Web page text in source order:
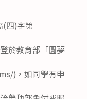
(四)字第
於教育部「圓夢
)，如同學有申